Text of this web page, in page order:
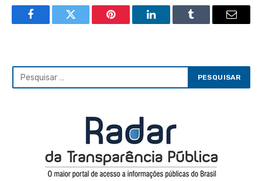
FacebookTwitter Pinterest LinkedInTumblr Email